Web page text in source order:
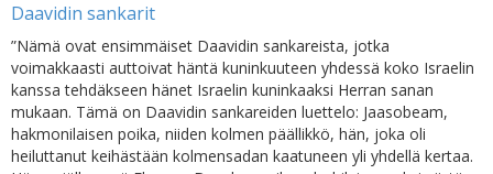
Daavidin sankarit
”Nämä ovat ensimmäiset Daavidin sankareista, jotka
voimakkaasti auttoivat häntä kuninkuuteen yhdessä koko Israelin
kanssa tehdäkseen hänet Israelin kuninkaaksi Herran sanan
mukaan. Tämä on Daavidin sankareiden luettelo: Jaasobeam,
hakmonilaisen poika, niiden kolmen päällikkö, hän, joka oli
heiluttanut keihästään kolmensadan kaatuneen yli yhdellä kertaa.